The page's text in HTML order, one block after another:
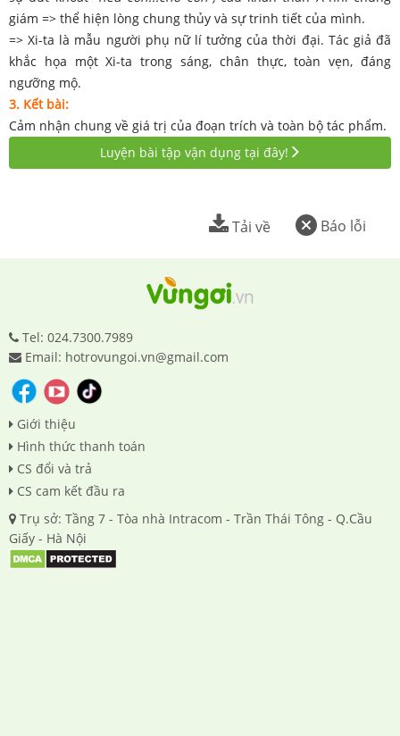
giám => thể hiện lòng chung thủy và sự trinh tiết của mình.
=> Xi-ta là mẫu người phụ nữ lí tưởng của thời đại. Tác giả đã
khắc họa một Xi-ta trong sáng, chân thực, toàn vẹn, đáng
ngưỡng mộ.
3. Kết bài:
Cảm nhận chung về giá trị của đoạn trích và toàn bộ tác phẩm.
Luyện bài tập vận dụng tại đây!
Báo lỗi
Tải về
Tel: 024.7300.7989
Email: hotrovungoi.vn@gmail.com
Giới thiệu
Hình thức thanh toán
CS đổi và trả
CS cam kết đầu ra
Trụ sở: Tầng 7 - Tòa nhà Intracom - Trần Thái Tông - Q.Cầu
Giấy - Hà Nội